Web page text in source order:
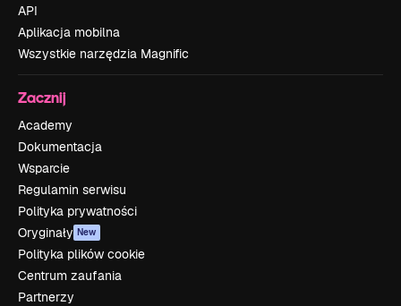
API
Aplikacja mobilna
Wszystkie narzędzia Magnific
Zacznij
Academy
Dokumentacja
Wsparcie
Regulamin serwisu
Polityka prywatności
Oryginały New
Polityka plików cookie
Centrum zaufania
Partnerzy